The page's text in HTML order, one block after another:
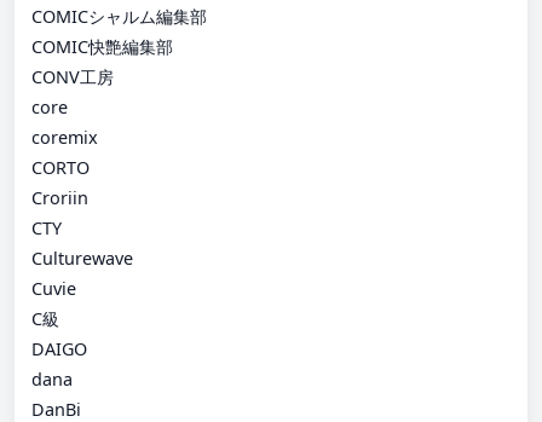
COMICシャルム編集部
COMIC快艶編集部
CONV工房
core
coremix
CORTO
Croriin
CTY
Culturewave
Cuvie
C級
DAIGO
dana
DanBi